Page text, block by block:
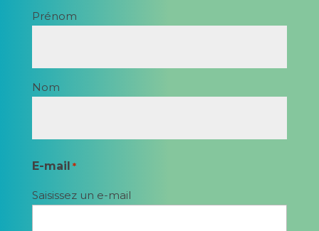
Prénom
Nom
E-mail *
Saisissez un e-mail